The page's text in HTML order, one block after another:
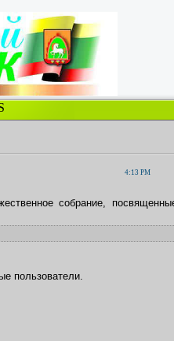
4:13 PM
собрание,
пользователи.